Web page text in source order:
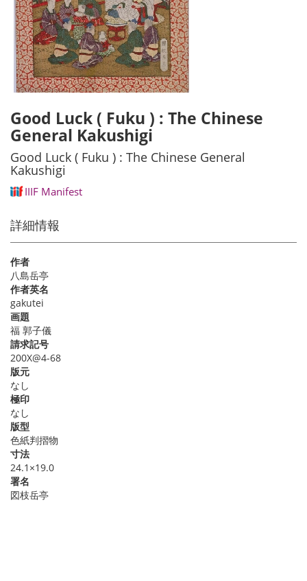
Good Luck ( Fuku ) : The Chinese
General Kakushigi
Good Luck ( Fuku ) : The Chinese General
Kakushigi
IIIF Manifest
詳細情報
作者
八島岳亭
作者英名
gakutei
画題
福 郭子儀
請求記号
200X@4-68
版元
なし
極印
なし
版型
色紙判摺物
寸法
24.1×19.0
署名
図枝岳亭